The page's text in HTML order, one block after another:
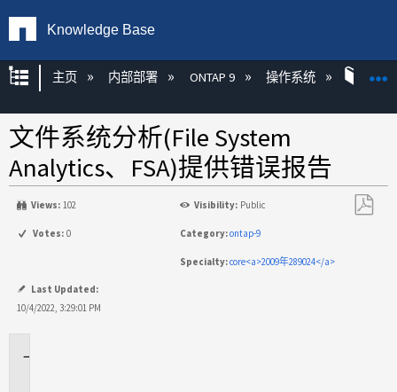
Knowledge Base
扩展/隐缩全局层次
主页 内部部署 ONTAP 9 操作系统
文件系统分析(File System
Analytics、FSA)提供错误报告
Views: 102 Visibility: Public
Votes: 0 Category:ontap-9
Specialty:core<a>2009年289024</a>
Last Updated:
10/4/2022, 3:29:01 PM